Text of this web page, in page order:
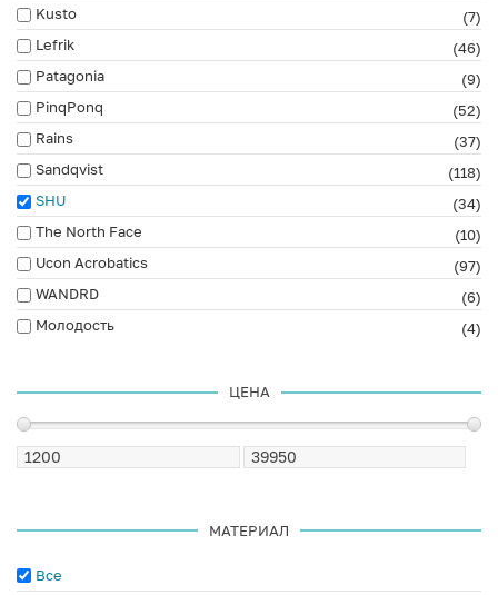
Kusto
(7)
Lefrik
(46)
Patagonia
(9)
PinqPonq
(52)
Rains
(37)
Sandqvist
(118)
SHU
(34)
The North Face
(10)
Ucon Acrobatics
(97)
WANDRD
(6)
Молодость
(4)
ЦЕНА
МАТЕРИАЛ
Все